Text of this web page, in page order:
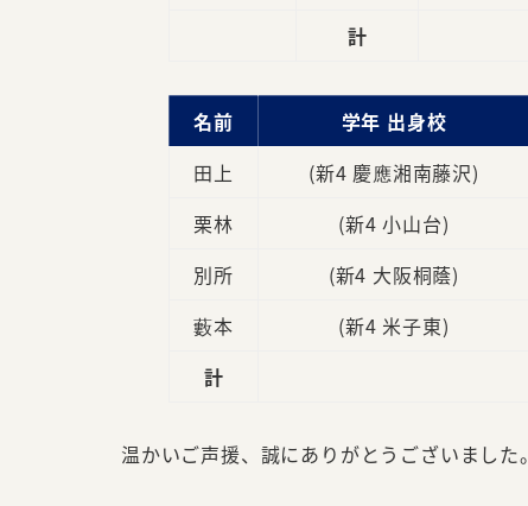
計
名前 学年 出身校
田上
(新4 慶應湘南藤沢)
栗林
(新4 小山台)
別所
(新4 大阪桐蔭)
藪本
(新4 米子東)
計
温かいご声援、誠にありがとうございました。